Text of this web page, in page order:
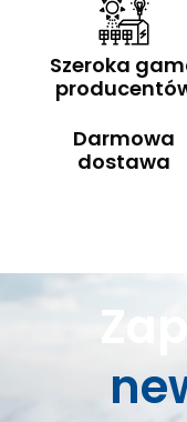
Szeroka
Darmowa
dostawa